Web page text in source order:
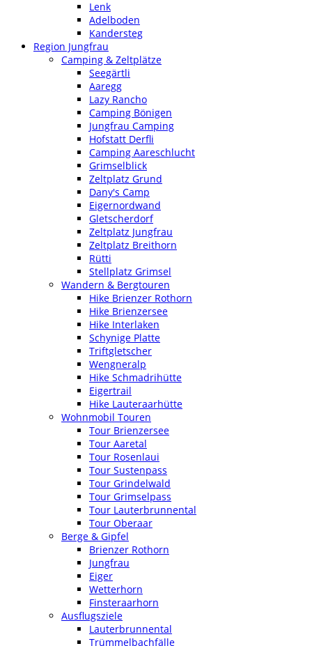
Lenk
Adelboden
Kandersteg
Region Jungfrau
Camping & Zeltplätze
Seegärtli
Aaregg
Lazy Rancho
Camping Bönigen
Jungfrau Camping
Hofstatt Derfli
Camping Aareschlucht
Grimselblick
Zeltplatz Grund
Dany's Camp
Eigernordwand
Gletscherdorf
Zeltplatz Jungfrau
Zeltplatz Breithorn
Rütti
Stellplatz Grimsel
Wandern & Bergtouren
Hike Brienzer Rothorn
Hike Brienzersee
Hike Interlaken
Schynige Platte
Triftgletscher
Wengneralp
Hike Schmadrihütte
Eigertrail
Hike Lauteraarhütte
Wohnmobil Touren
Tour Brienzersee
Tour Aaretal
Tour Rosenlaui
Tour Sustenpass
Tour Grindelwald
Tour Grimselpass
Tour Lauterbrunnental
Tour Oberaar
Berge & Gipfel
Brienzer Rothorn
Jungfrau
Eiger
Wetterhorn
Finsteraarhorn
Ausflugsziele
Lauterbrunnental
Trümmelbachfälle